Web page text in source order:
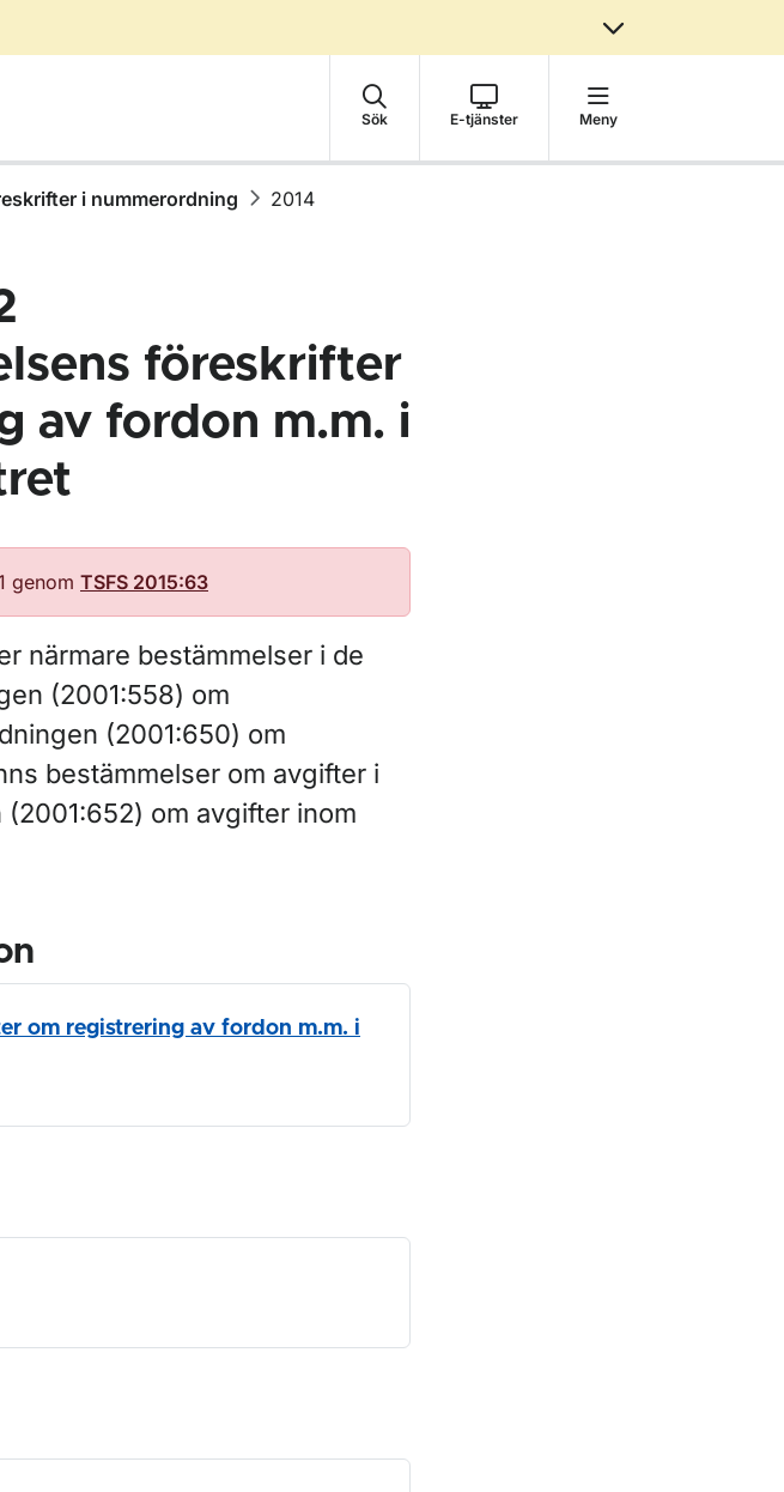
Sök E-tjänster Meny
i nummerordning 2014
föreskrifter
av fordon m.m. i
genom TSFS 2015:63
närmare bestämmelser i de
(2001:558) om
(2001:650) om
bestämmelser om avgifter i
om avgifter inom
om registrering av fordon m.m. i